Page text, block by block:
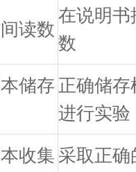
读数
在说明书
数
储存 正确储
进行实验
收集 采取正